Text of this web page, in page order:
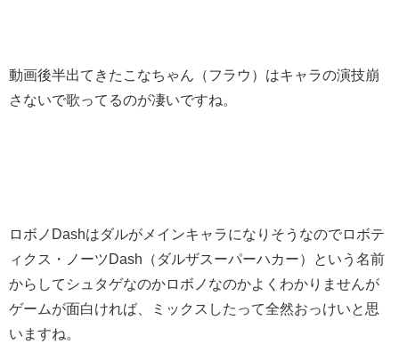
動画後半出てきたこなちゃん（フラウ）はキャラの演技崩
さないで歌ってるのが凄いですね。
ロボノDashはダルがメインキャラになりそうなのでロボテ
ィクス・ノーツDash（ダルザスーパーハカー）という名前
からしてシュタゲなのかロボノなのかよくわかりませんが
ゲームが面白ければ、ミックスしたって全然おっけいと思
いますね。